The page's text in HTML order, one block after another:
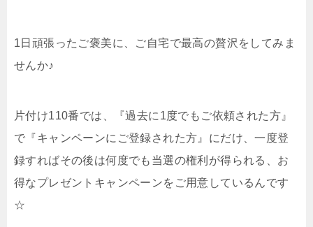
1日頑張ったご褒美に、ご自宅で最高の贅沢をしてみま
せんか♪
片付け110番では、『過去に1度でもご依頼された方』
で『キャンペーンにご登録された方』にだけ、一度登
録すればその後は何度でも当選の権利が得られる、お
得なプレゼントキャンペーンをご用意しているんです
☆